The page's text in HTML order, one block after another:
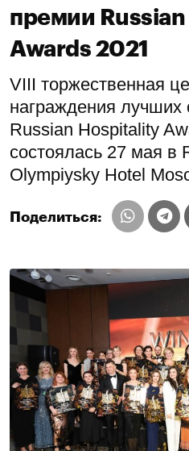
премии
Awards 2021
VIII торжественная
награждения лучших
Russian Hospitality
состоялась 27 мая в
Olympiysky Hotel
Поделиться: